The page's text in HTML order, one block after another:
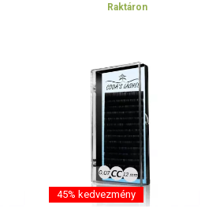
Raktáron
45% kedvezmény